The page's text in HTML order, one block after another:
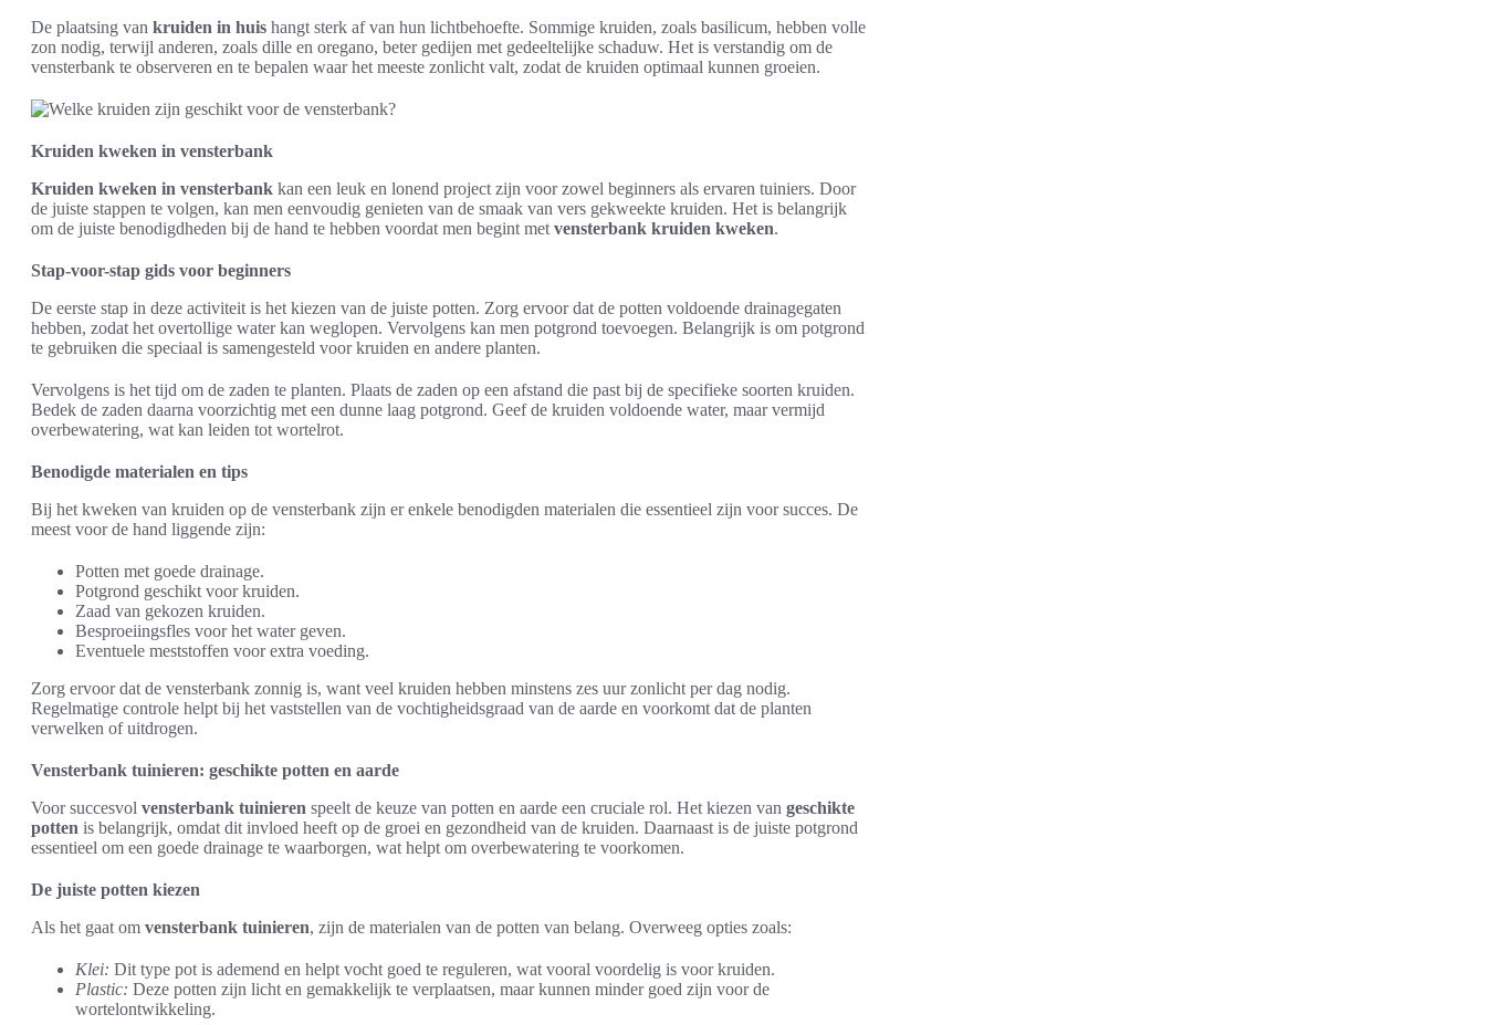
De plaatsing van kruiden in huis hangt sterk af van hun lichtbehoefte. Sommige kruiden, zoals basilicum, hebben volle
zon nodig, terwijl anderen, zoals dille en oregano, beter gedijen met gedeeltelijke schaduw. Het is verstandig om de
vensterbank te observeren en te bepalen waar het meeste zonlicht valt, zodat de kruiden optimaal kunnen groeien.
Kruiden kweken in vensterbank
Kruiden kweken in vensterbank kan een leuk en lonend project zijn voor zowel beginners als ervaren tuiniers. Door
de juiste stappen te volgen, kan men eenvoudig genieten van de smaak van vers gekweekte kruiden. Het is belangrijk
om de juiste benodigdheden bij de hand te hebben voordat men begint met vensterbank kruiden kweken.
Stap-voor-stap gids voor beginners
De eerste stap in deze activiteit is het kiezen van de juiste potten. Zorg ervoor dat de potten voldoende drainagegaten
hebben, zodat het overtollige water kan weglopen. Vervolgens kan men potgrond toevoegen. Belangrijk is om potgrond
te gebruiken die speciaal is samengesteld voor kruiden en andere planten.
Vervolgens is het tijd om de zaden te planten. Plaats de zaden op een afstand die past bij de specifieke soorten kruiden.
Bedek de zaden daarna voorzichtig met een dunne laag potgrond. Geef de kruiden voldoende water, maar vermijd
overbewatering, wat kan leiden tot wortelrot.
Benodigde materialen en tips
Bij het kweken van kruiden op de vensterbank zijn er enkele benodigden materialen die essentieel zijn voor succes. De
meest voor de hand liggende zijn:
Potten met goede drainage.
Potgrond geschikt voor kruiden.
Zaad van gekozen kruiden.
Besproeiingsfles voor het water geven.
Eventuele meststoffen voor extra voeding.
Zorg ervoor dat de vensterbank zonnig is, want veel kruiden hebben minstens zes uur zonlicht per dag nodig.
Regelmatige controle helpt bij het vaststellen van de vochtigheidsgraad van de aarde en voorkomt dat de planten
verwelken of uitdrogen.
Vensterbank tuinieren: geschikte potten en aarde
Voor succesvol vensterbank tuinieren speelt de keuze van potten en aarde een cruciale rol. Het kiezen van geschikte
potten is belangrijk, omdat dit invloed heeft op de groei en gezondheid van de kruiden. Daarnaast is de juiste potgrond
essentieel om een goede drainage te waarborgen, wat helpt om overbewatering te voorkomen.
De juiste potten kiezen
Als het gaat om vensterbank tuinieren, zijn de materialen van de potten van belang. Overweeg opties zoals:
Klei: Dit type pot is ademend en helpt vocht goed te reguleren, wat vooral voordelig is voor kruiden.
Plastic: Deze potten zijn licht en gemakkelijk te verplaatsen, maar kunnen minder goed zijn voor de
wortelontwikkeling.